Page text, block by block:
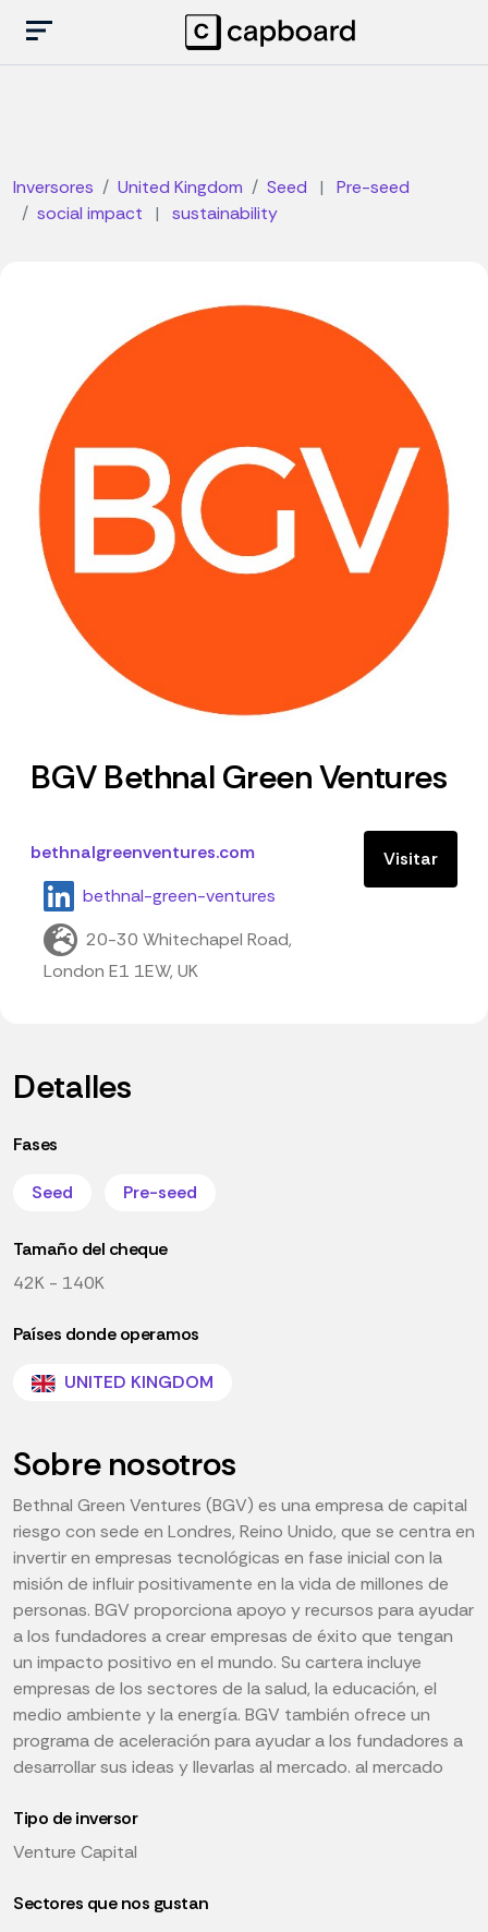
Inversores United Kingdom Seed |
Pre-seed
social impact
| sustainability
BGV Bethnal Green Ventures
Visitar
bethnalgreenventures.com
bethnal-green-ventures
20-30 Whitechapel Road,
London E1 1EW, UK
Detalles
Fases
Seed Pre-seed
Tamaño del cheque
42K - 140K
Países donde operamos
UNITED KINGDOM
Sobre nosotros
Bethnal Green Ventures (BGV) es una empresa de capital
riesgo con sede en Londres, Reino Unido, que se centra en
invertir en empresas tecnológicas en fase inicial con la
misión de influir positivamente en la vida de millones de
personas. BGV proporciona apoyo y recursos para ayudar
a los fundadores a crear empresas de éxito que tengan
un impacto positivo en el mundo. Su cartera incluye
empresas de los sectores de la salud, la educación, el
medio ambiente y la energía. BGV también ofrece un
programa de aceleración para ayudar a los fundadores a
desarrollar sus ideas y llevarlas al mercado. al mercado
Tipo de inversor
Venture Capital
Sectores que nos gustan